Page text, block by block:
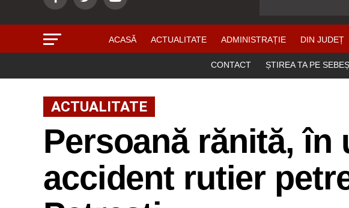
ACASĂ ACTUALITATE ADMINISTRAȚIE DIN JUDEȚ
CONTACT ȘTIREA TA PE
ACTUALITATE
Persoană rănită, în
accident rutier